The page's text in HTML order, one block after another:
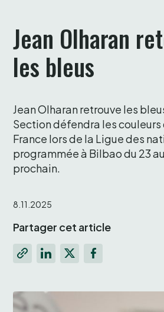
Jean Olharan
les bleus
Jean Olharan retrouve les
Section défendra les couleurs
France lors de la Ligue des
programmée à Bilbao du 23
prochain.
8.11.2025
Partager cet article